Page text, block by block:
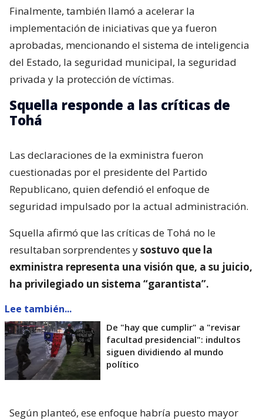
Finalmente, también llamó a acelerar la
implementación de iniciativas que ya fueron
aprobadas, mencionando el sistema de inteligencia
del Estado, la seguridad municipal, la seguridad
privada y la protección de víctimas.
Squella responde a las críticas de
Tohá
Las declaraciones de la exministra fueron
cuestionadas por el presidente del Partido
Republicano, quien defendió el enfoque de
seguridad impulsado por la actual administración.
Squella afirmó que las críticas de Tohá no le
resultaban sorprendentes ysostuvo que la
exministra representa una visión que, a su juicio,
ha privilegiado un sistema “garantista”.
Lee también...
De "hay que cumplir" a "revisar
facultad presidencial": indultos
siguen dividiendo al mundo
político
Según planteó, ese enfoque habría puesto mayor